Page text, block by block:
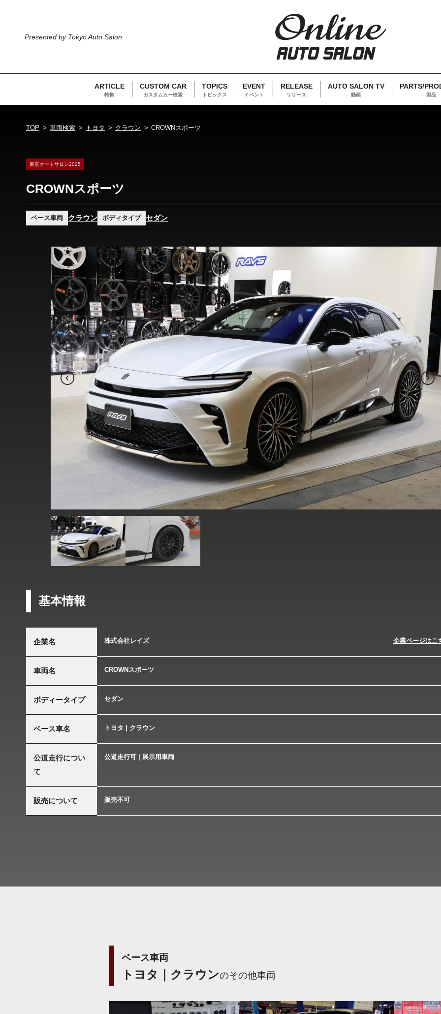
Presented by Tokyo Auto Salon
ARTICLE
特集
CUSTOM CAR
カスタムカー検索
TOPICS
トピックス
EVENT
イベント
RELEASE
リリース
AUTO SALON TV
動画
PARTS/
製品
TOP 車両検索 トヨタ クラウン CROWNスポーツ
東京オートサロン2025
CROWNスポーツ
ベース車両 クラウン ボディタイプ セダン
基本情報
企業名 株式会社レイズ 企業ページはこ
車両名 CROWNスポーツ
ボディータイプ セダン
ベース車名 トヨタ | クラウン
公道走行につい
て
公道走行可 | 展示用車両
販売について 販売不可
ベース車両
トヨタ｜クラウンのその他車両